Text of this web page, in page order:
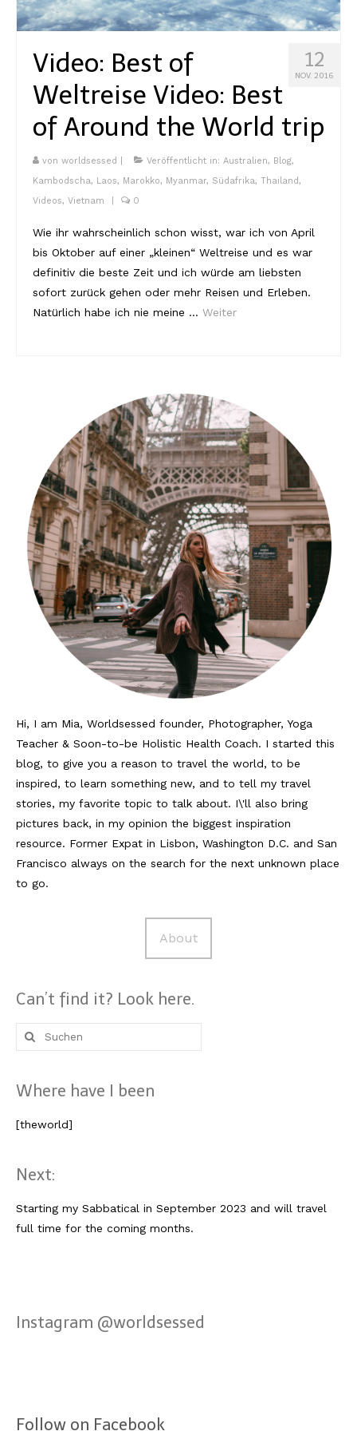
Kambodscha
Laos
Malaysia
Myanmar
Singapur
Sri Lanka
Thailand
Vietnam
Africa
North Amercia
USA
Die Bahamas
South America
Oceania / Australia
Australien
Middle East
U.A.E.
Katar
Reviews
Hotels
Food
Food Guide
#Worldsessedin
Blog
12
NOV. 2016
Video: Best of
Weltreise Video: Best
of Around the World trip
von worldsessed Veröffentlicht in: Australien, Blog,
Kambodscha, Laos, Marokko, Myanmar, Südafrika, Thailand,
Videos, Vietnam 0
Wie ihr wahrscheinlich schon wisst, war ich von April
bis Oktober auf einer „kleinen“ Weltreise und es war
definitiv die beste Zeit und ich würde am liebsten
sofort zurück gehen oder mehr Reisen und Erleben.
Natürlich habe ich nie meine … Weiter
Hi, I am Mia, Worldsessed founder, Photographer, Yoga
Teacher & Soon-to-be Holistic Health Coach. I started this
blog, to give you a reason to travel the world, to be
inspired, to learn something new, and to tell my travel
stories, my favorite topic to talk about. I\'ll also bring
pictures back, in my opinion the biggest inspiration
resource. Former Expat in Lisbon, Washington D.C. and San
Francisco always on the search for the next unknown place
to go.
About
Can’t find it? Look here.
Suche
nach:
Where have I been
[theworld]
Next:
Starting my Sabbatical in September 2023 and will travel
full time for the coming months.
Instagram @worldsessed
Follow on Facebook